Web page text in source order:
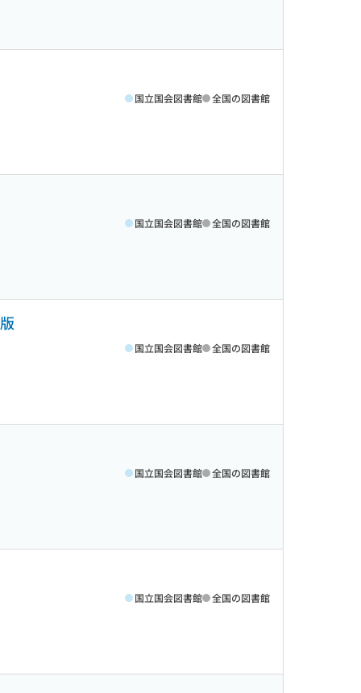
国立国会図書館 全国の図書館
国立国会図書館 全国の図書館
国立国会図書館 全国の図書館
国立国会図書館 全国の図書館
国立国会図書館 全国の図書館